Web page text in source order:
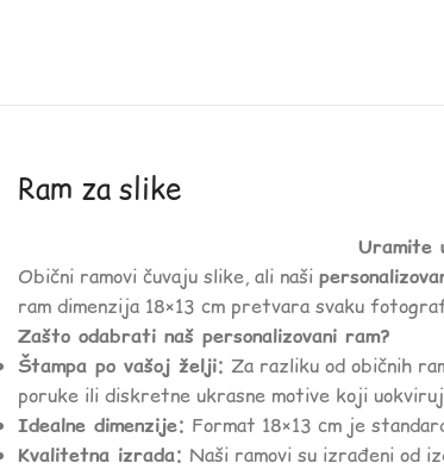
Ram za slike
Uramite
Obični ramovi čuvaju slike, ali naši
ram dimenzija 18×13 cm pretvara svaku
Zašto odabrati naš personalizovani ram?
Štampa po vašoj želji: Za razliku od običnih
poruke ili diskretne ukrasne motive koji
Idealne dimenzije: Format 18×13 cm je
Kvalitetna izrada: Naši ramovi su izrađeni od